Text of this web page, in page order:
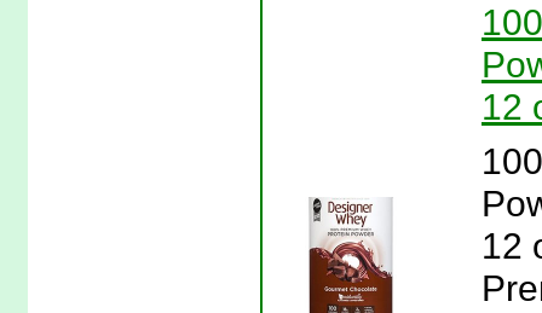
12
12